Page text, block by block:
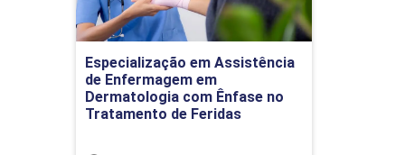
Atendimento ao Trauma no Pré-
Hospitalar
Especialização em Assistência
de Enfermagem em
Dermatologia com Ênfase no
Tratamento de Feridas
Detalhes do curso
Ir para Inscrição